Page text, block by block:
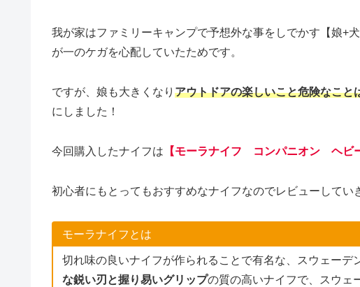
我が家はファミリーキャンプで予想外な事をしでかす【娘+
が一のケガを心配していたためです。
ですが、娘も大きくなり アウトドアの楽しいこと危険なこと
にしました！
今回購入したナイフは 【モーラナイフ コンパニオン ヘビ
初心者にもとってもおすすめなナイフなのでレビューしてい
モーラナイフとは
切れ味の良いナイフが作られることで有名な、スウェーデ
な鋭い刃と握り易いグリップの質の高いナイフで、スウェ